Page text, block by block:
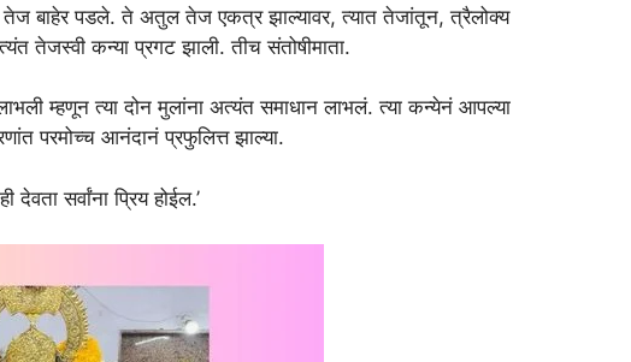
तेज बाहेर पडले. ते अतुल तेज एकत्र झाल्यावर, त्यात तेजांतून, त्रैलोक्य
तेजस्वी कन्या प्रगट झाली. तीच संतोषीमाता.
म्हणून त्या दोन मुलांना अत्यंत समाधान लाभलं. त्या कन्येनं आपल्या
परमोच्च आनंदानं प्रफुलित्त झाल्या.
देवता सर्वांना प्रिय होईल.’